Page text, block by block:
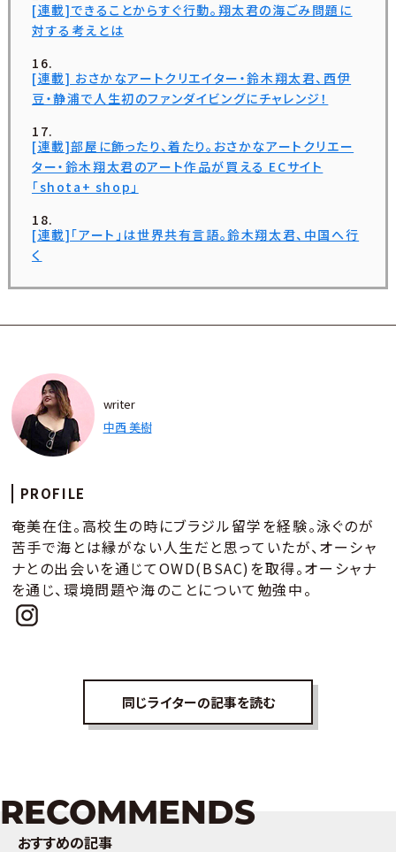
[連載]できることからすぐ行動。翔太君の海ごみ問題に
対する考えとは
[連載] おさかなアートクリエイター・鈴木翔太君、西伊
豆・静浦で人生初のファンダイビングにチャレンジ！
[連載]部屋に飾ったり、着たり。おさかなアートクリエー
ター・鈴木翔太君のアート作品が買える ECサイト
「shota+ shop」
[連載]「アート」は世界共有言語。鈴木翔太君、中国へ行
く
writer
中西 美樹
PROFILE
奄美在住。高校生の時にブラジル留学を経験。泳ぐのが
苦手で海とは縁がない人生だと思っていたが、オーシャ
ナとの出会いを通じてOWD(BSAC)を取得。オーシャナ
を通じ、環境問題や海のことについて勉強中。
同じライターの記事を読む
RECOMMENDS
おすすめの記事